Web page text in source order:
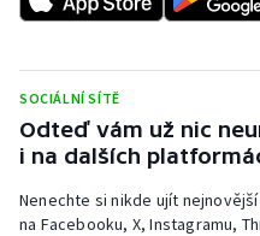
SOCIÁLNÍ SÍTĚ
Odteď vám už nic
i na dalších
Nenechte si nikde ujít
na Facebooku, X, Instagramu,